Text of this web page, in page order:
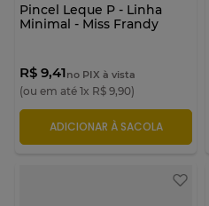
Pincel Leque P - Linha
Minimal - Miss Frandy
R$ 9,41no PIX à vista
(ou em até 1x R$ 9,90)
ADICIONAR À SACOLA